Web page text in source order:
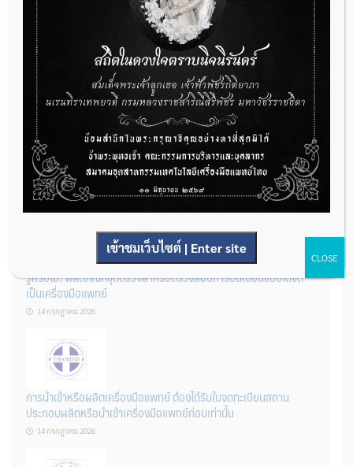
กองควบคุมเครื่องมือแพทย์ เปิดรับฟังความคิดเห็นหลักการยกร่าง
กฎหมาย จำนวน 3 ฉบับ ผ่านระบบกลางทางกฎหมาย
22 กรกฎาคม 2026
การโฆษณาเครื่องมือแพทย์แบบใดที่ได้รับการยกเว้นไม่ต้องขออนุญาต
14 กรกฎาคม 2026
รู้หรือไม่? ผลิตภัณฑ์ชุดตรวจสําหรับตรวจสอบการปนเปื้อนแบบใดจัด
เป็นเครื่องมือแพทย์
14 กรกฎาคม 2026
การนำเข้าหรือผลิตเครื่องมือแพทย์ ต้องได้รับใบจดทะเบียนสถาน
ประกอบผลิตหรือนำเข้าเครื่องมือแพทย์ก่อนเท่านั้น
14 กรกฎาคม 2026
เข้าชมเว็บไซต์ | Enter site
CLOSE